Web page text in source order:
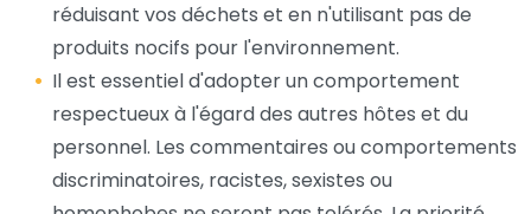
réduisant vos déchets et en n'utilisant pas de
produits nocifs pour l'environnement.
Il est essentiel d'adopter un comportement
respectueux à l'égard des autres hôtes et du
personnel. Les commentaires ou comportements
discriminatoires, racistes, sexistes ou